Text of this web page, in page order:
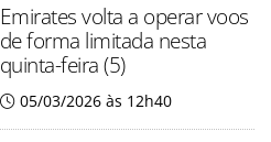
Emirates volta a operar voos
de forma limitada nesta
quinta-feira (5)
05/03/2026 às 12h40